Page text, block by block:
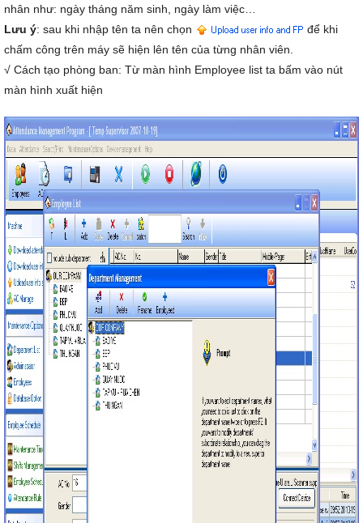
nhân như: ngày tháng năm sinh, ngày làm việc…
Lưu ý: sau khi nhập tên ta nên chọn
để khi
chấm công trên máy sẽ hiện lên tên của từng nhân viên.
√ Cách tạo phòng ban: Từ màn hình Employee list ta bấm vào nút
màn hình xuất hiện